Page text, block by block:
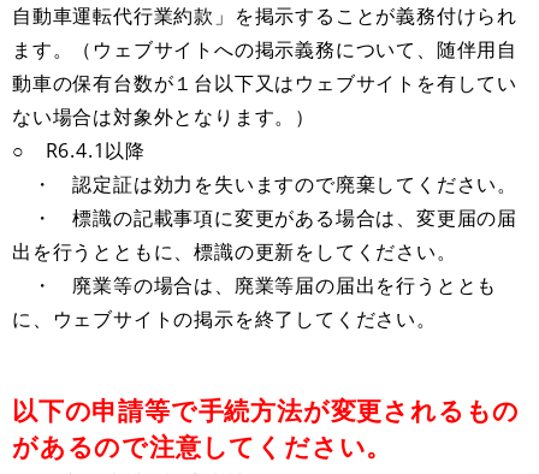
自動車運転代行業約款」を掲示することが義務付けられ
ます。（ウェブサイトへの掲示義務について、随伴用自
動車の保有台数が１台以下又はウェブサイトを有してい
ない場合は対象外となります。）
○ R6.4.1以降
・ 認定証は効力を失いますので廃棄してください。
・ 標識の記載事項に変更がある場合は、変更届の届
出を行うとともに、標識の更新をしてください。
・ 廃業等の場合は、廃業等届の届出を行うととも
に、ウェブサイトの掲示を終了してください。
以下の申請等で手続方法が変更されるもの
があるので注意してください。